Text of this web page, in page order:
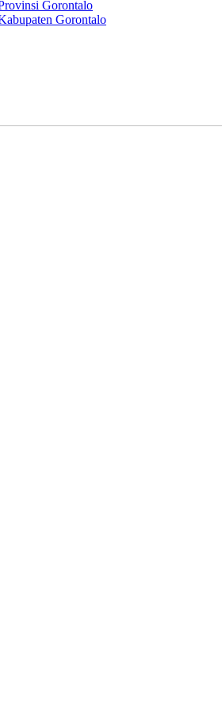
Gorontalo
Gorontalo